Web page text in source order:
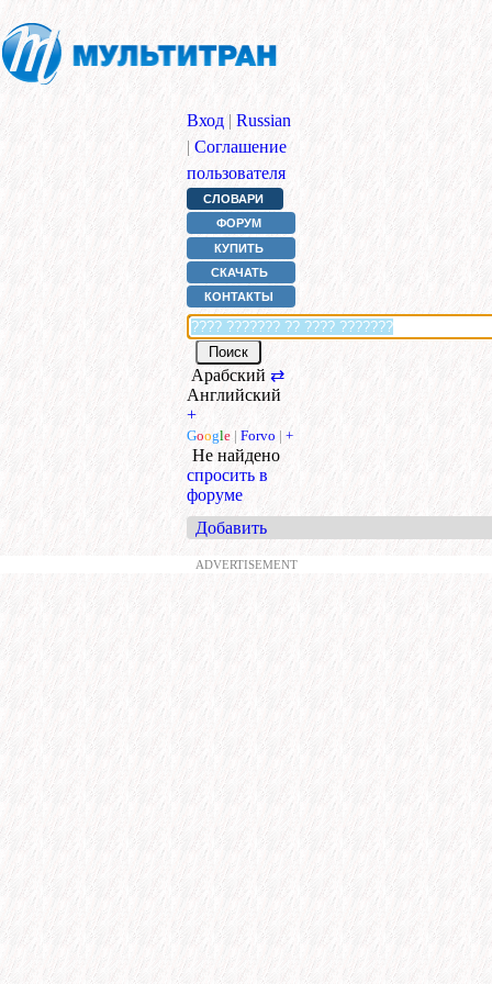
Вход | Russian
| Соглашение
пользователя
СЛОВАРИ
ФОРУМ
КУПИТЬ
СКАЧАТЬ
КОНТАКТЫ
Арабский ⇄
Английский
+
Google | Forvo | +
Не найдено
спросить в
форуме
Добавить
ADVERTISEMENT